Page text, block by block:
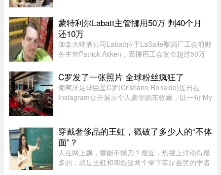
侧）、胫后动脉（小腿后侧 ...
蒙特利尔Labatt主管挪用50万 判40个月
还10万
加拿大啤酒公司Labatt位于LaSalle酿酒厂工会前财
务主管Patrick Aitken，因挪用工会资金超过50万
禁，并被勒令向工会赔偿10万元。Aitken在Labatt
工作15年，并于2020年担 ...
C罗发了一张照片 全球粉丝疯狂了
葡萄牙足球巨星C罗(Cristiano Ronaldo)近日在
Instagram公开展示个人豪华跑车收藏，以一句“My
Royce、McLaren、Bugatti等 ...
穿戴奢侈品的王虹，戳破了多少人的“不体
面”？
人在网上飘，哪能不挨刀？最近，热搜上讨论得最
多的，就是王虹和邓煜这两个拿下菲尔兹奖的学者